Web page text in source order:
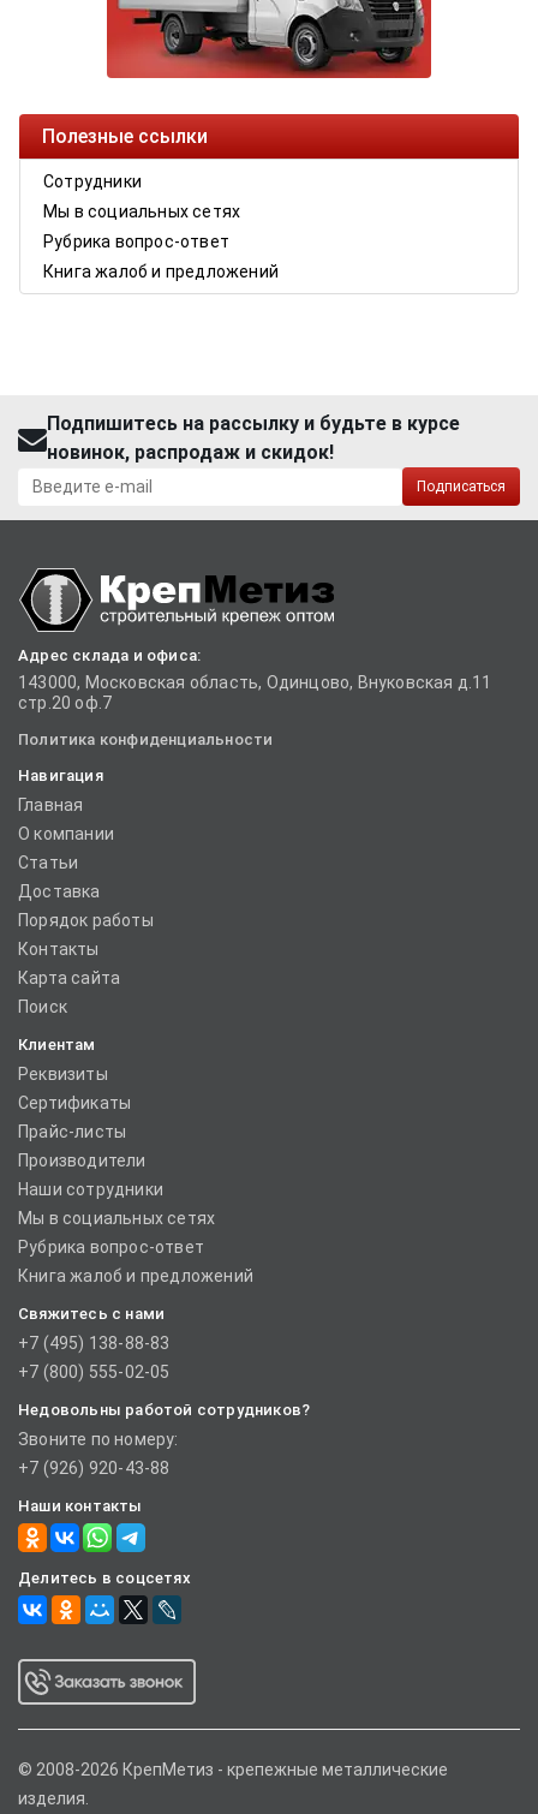
Полезные ссылки
Сотрудники
Мы в социальных сетях
Рубрика вопрос-ответ
Книга жалоб и предложений
Подпишитесь на рассылку и будьте в курсе
новинок, распродаж и скидок!
Подписаться
Адрес склада и офиса:
143000, Московская область, Одинцово, Внуковская д.11
стр.20 оф.7
Политика конфиденциальности
Навигация
Главная
О компании
Статьи
Доставка
Порядок работы
Контакты
Карта сайта
Поиск
Клиентам
Реквизиты
Сертификаты
Прайс-листы
Производители
Наши сотрудники
Мы в социальных сетях
Рубрика вопрос-ответ
Книга жалоб и предложений
Свяжитесь с нами
+7 (495) 138-88-83
+7 (800) 555-02-05
Недовольны работой сотрудников?
Звоните по номеру:
+7 (926) 920-43-88
Наши контакты
Делитесь в соцсетях
© 2008-2026 КрепМетиз - крепежные металлические
изделия.